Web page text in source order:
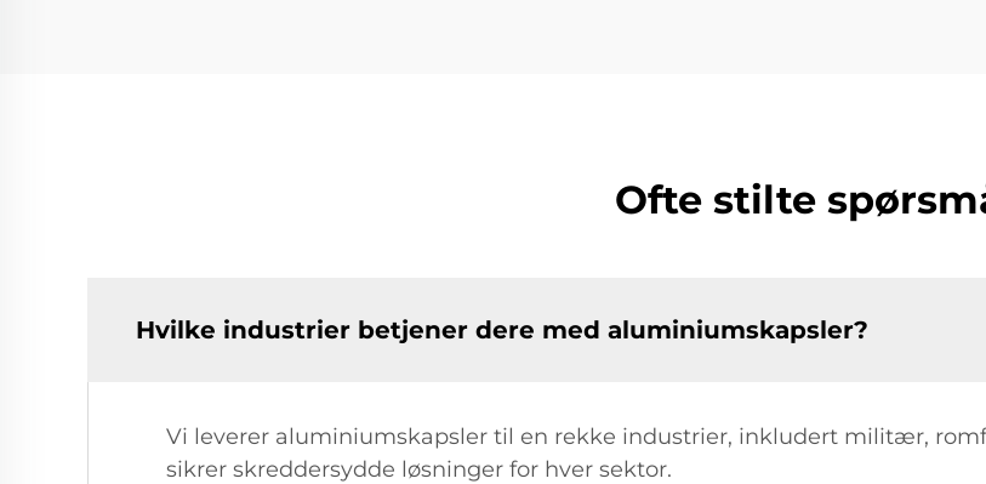
Ofte stilte
Hvilke industrier betjener dere med aluminiumskapsler?
Vi leverer aluminiumskapsler til en rekke industrier, inkludert militær,
sikrer skreddersydde løsninger for hver sektor.